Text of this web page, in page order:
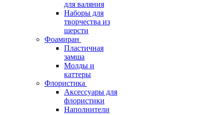
для валяния
Наборы для
творчества из
шерсти
Фоамиран
Пластичная
замша
Молды и
каттеры
Флористика
Аксессуары для
флористики
Наполнители